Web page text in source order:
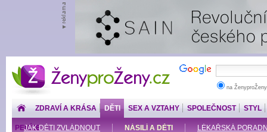
ŽenyproŽeny.cz
na
ZDRAVÍ A KRÁSA DĚTI
JAK DĚTI ZVLÁDNOUT NÁSILÍ A DĚTI LÉKAŘSKÁ
SEX A VZTAHY SPOLEČNOST STYL
PENÍZE